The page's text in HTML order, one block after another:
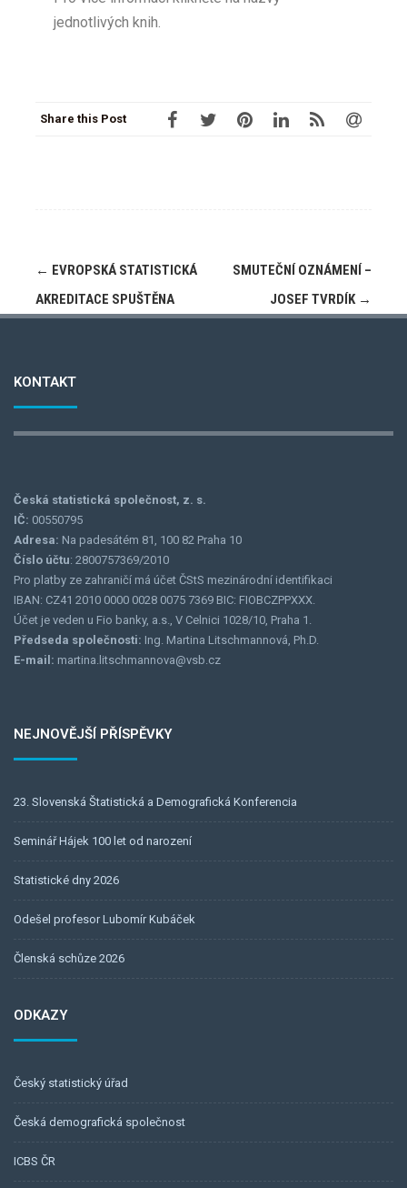
jednotlivých knih.
Share this Post
← EVROPSKÁ STATISTICKÁ
AKREDITACE SPUŠTĚNA
SMUTEČNÍ OZNÁMENÍ –
JOSEF TVRDÍK →
KONTAKT
Česká statistická společnost, z. s.
IČ: 00550795
Adresa: Na padesátém 81, 100 82 Praha 10
Číslo účtu: 2800757369/2010
Pro platby ze zahraničí má účet ČStS mezinárodní identifikaci
IBAN: CZ41 2010 0000 0028 0075 7369 BIC: FIOBCZPPXXX.
Účet je veden u Fio banky, a.s., V Celnici 1028/10, Praha 1.
Předseda společnosti: Ing. Martina Litschmannová, Ph.D.
E-mail: martina.litschmannova@vsb.cz
NEJNOVĚJŠÍ PŘÍSPĚVKY
23. Slovenská Štatistická a Demografická Konferencia
Seminář Hájek 100 let od narození
Statistické dny 2026
Odešel profesor Lubomír Kubáček
Členská schůze 2026
ODKAZY
Český statistický úřad
Česká demografická společnost
ICBS ČR